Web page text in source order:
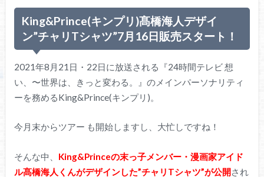
King&Prince(キンプリ)髙橋海人デザイ
ン”チャリTシャツ”7月16日販売スタート！
2021年8月21日・22日に放送される『24時間テレビ 想
い、〜世界は、きっと変わる。』のメインパーソナリティ
ーを務めるKing&Prince(キンプリ)。
今月末からツアー も開始しますし、大忙しですね！
そんな中、 King&Princeの末っ子メンバー・漫画家アイド
ル髙橋海人くんがデザインした”チャリTシャツ”が公開され